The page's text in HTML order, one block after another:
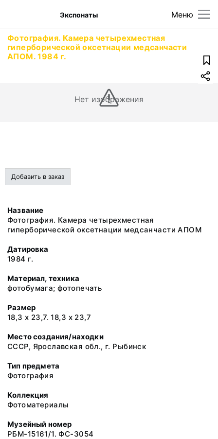
Меню
Экспонаты
Фотография. Камера четырехместная
гиперборической оксетнации медсанчасти
АПОМ. 1984 г.
Нет изображения
Добавить в заказ
Название
Фотография. Камера четырехместная
гиперборической оксетнации медсанчасти АПОМ
Датировка
1984 г.
Материал, техника
фотобумага; фотопечать
Размер
18,3 х 23,7. 18,3 х 23,7
Место создания/находки
СССР, Ярославская обл., г. Рыбинск
Тип предмета
Фотография
Коллекция
Фотоматериалы
Музейный номер
РБМ-15161/1. ФС-3054